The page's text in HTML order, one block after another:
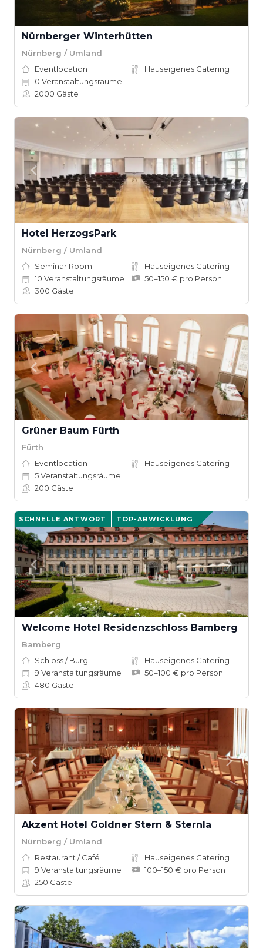
Nürnberger Winterhütten
Nürnberg / Umland
Eventlocation
Hauseigenes Catering
0 Veranstaltungsräume
2000 Gäste
Hotel HerzogsPark
Nürnberg / Umland
Seminar Room
Hauseigenes Catering
10 Veranstaltungsräume
50–150 € pro Person
300 Gäste
Grüner Baum Fürth
Fürth
Eventlocation
Hauseigenes Catering
5Veranstaltungsräume
200 Gäste
SCHNELLE ANTWORT TOP-ABWICKLUNG
Welcome Hotel Residenzschloss Bamberg
Bamberg
Schloss / Burg
Hauseigenes Catering
9 Veranstaltungsräume
50–100 € pro Person
480 Gäste
Akzent Hotel Goldner Stern & Sternla
Nürnberg / Umland
Restaurant / Café
Hauseigenes Catering
9 Veranstaltungsräume
100–150 € pro Person
250 Gäste